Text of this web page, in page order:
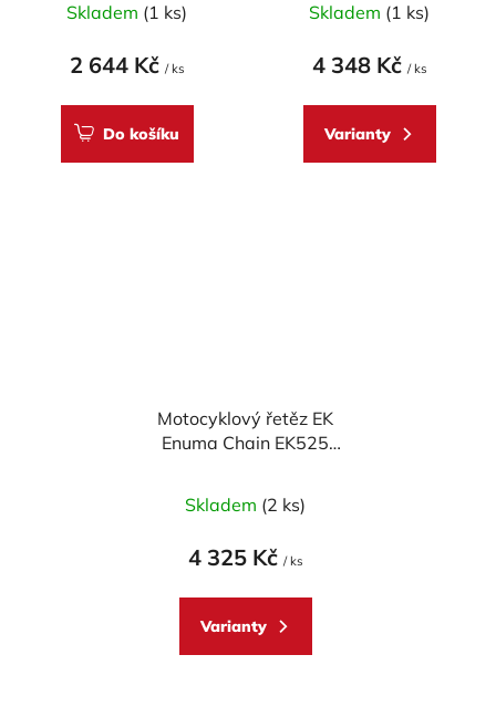
Skladem (1 ks)
2 644 Kč / ks
Do košíku
Skladem (1 ks)
4 348 Kč / ks
Varianty
Motocyklový řetěz EK
Enuma Chain EK525
Skladem (2 ks)
4 325 Kč / ks
Varianty